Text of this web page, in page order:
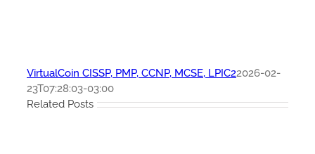
VirtualCoin CISSP, PMP, CCNP, MCSE, LPIC22026-02-
23T07:28:03-03:00
Related Posts